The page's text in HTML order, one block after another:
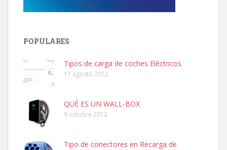
POPULARES
Tipos de carga de coches Eléctricos
17 agosto 2012
QUÉ ES UN WALL-BOX
9 octubre 2012
Tipo de conectores en Recarga de